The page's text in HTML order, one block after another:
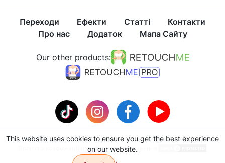
Переходи Ефекти Статті
Контакти
Про нас
Додаток Мапа Сайту
Політика конфіденційності Умови користування
Our other products:
This website uses cookies to ensure you get the best experience
on our website.